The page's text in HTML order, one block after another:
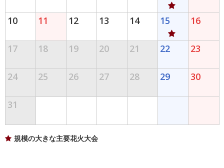
10 11 12 13 14 15 16
17 18 19 20 21 22 23
24 25 26 27 28 29 30
31
規模の大きな主要花火大会